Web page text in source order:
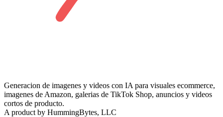
Generacion de imagenes y videos con IA para visuales ecommerce,
imagenes de Amazon, galerias de TikTok Shop, anuncios y videos
cortos de producto.
A product by HummingBytes, LLC